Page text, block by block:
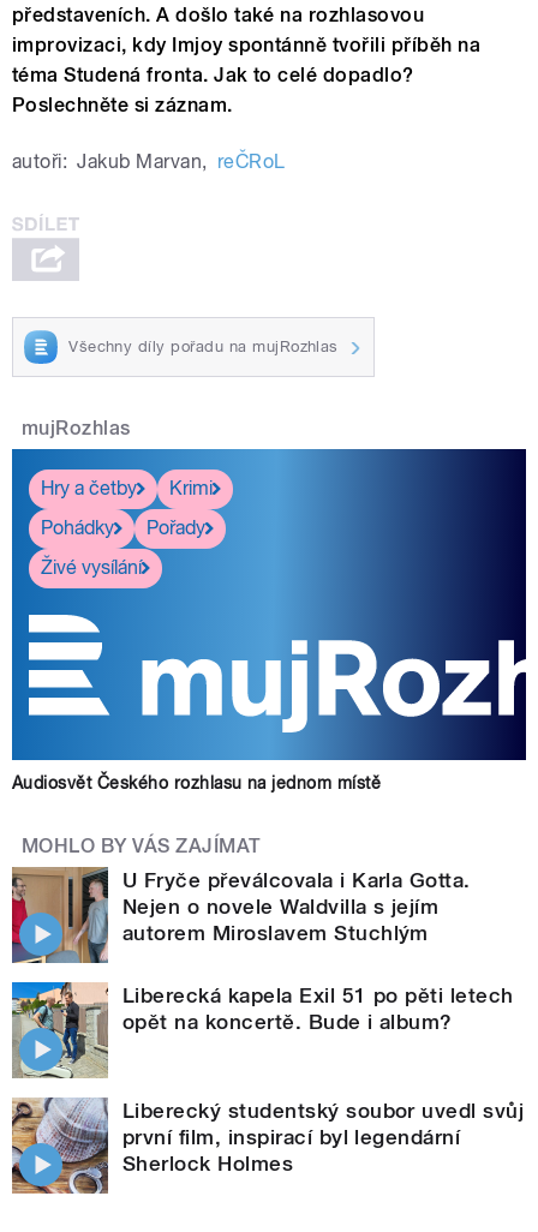
představeních. A došlo také na rozhlasovou
improvizaci, kdy Imjoy spontánně tvořili příběh na
téma Studená fronta. Jak to celé dopadlo?
Poslechněte si záznam.
autoři: Jakub Marvan, reČRoL
Všechny díly pořadu na mujRozhlas
mujRozhlas
Hry a četby
Krimi
Pohádky
Pořady
Živé vysílání
Audiosvět Českého rozhlasu na jednom místě
MOHLO BY VÁS ZAJÍMAT
U Fryče převálcovala i Karla Gotta.
Nejen o novele Waldvilla s jejím
autorem Miroslavem Stuchlým
Liberecká kapela Exil 51 po pěti letech
opět na koncertě. Bude i album?
Liberecký studentský soubor uvedl svůj
první film, inspirací byl legendární
Sherlock Holmes